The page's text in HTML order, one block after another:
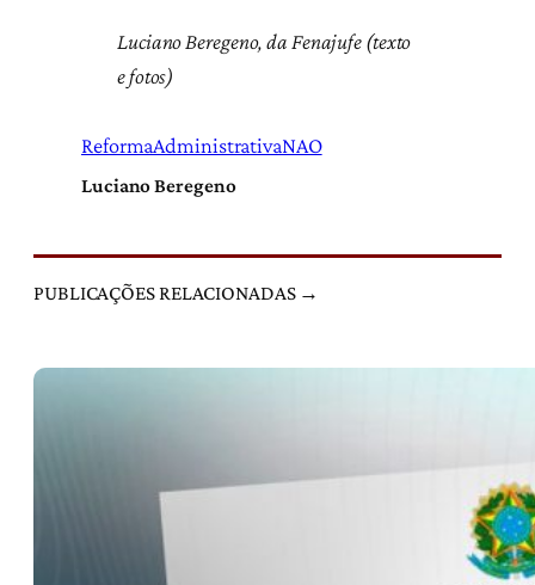
Luciano Beregeno, da Fenajufe (texto
e fotos)
ReformaAdministrativaNAO
Luciano Beregeno
PUBLICAÇÕES RELACIONADAS →